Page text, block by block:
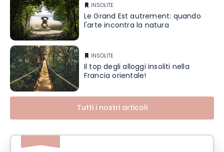
INSOLITE
Le Grand Est autrement: quando
l'arte incontra la natura
INSOLITE
Il top degli alloggi insoliti nella
Francia orientale!
Tutti i nostri articoli